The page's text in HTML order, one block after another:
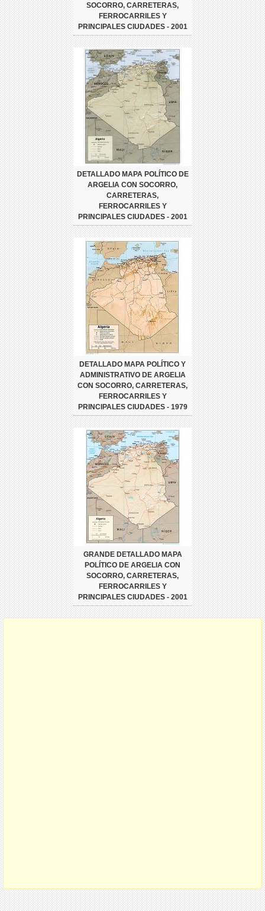
SOCORRO, CARRETERAS,
FERROCARRILES Y
PRINCIPALES CIUDADES - 2001
DETALLADO MAPA POLÍTICO DE
ARGELIA CON SOCORRO,
CARRETERAS,
FERROCARRILES Y
PRINCIPALES CIUDADES - 2001
DETALLADO MAPA POLÍTICO Y
ADMINISTRATIVO DE ARGELIA
CON SOCORRO, CARRETERAS,
FERROCARRILES Y
PRINCIPALES CIUDADES - 1979
GRANDE DETALLADO MAPA
POLÍTICO DE ARGELIA CON
SOCORRO, CARRETERAS,
FERROCARRILES Y
PRINCIPALES CIUDADES - 2001